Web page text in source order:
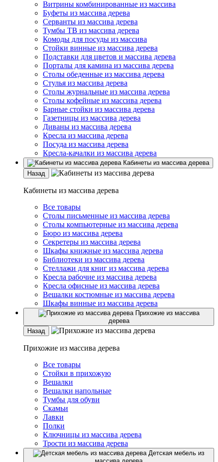
Витрины комбинированные из массива
Буфеты из массива дерева
Серванты из массива дерева
Тумбы ТВ из массива дерева
Комоды для посуды из массива
Стойки винные из массива дерева
Подставки для цветов и массива дерева
Порталы для камина из массива дерева
Столы обеденные из массива дерева
Стулья из массива дерева
Столы журнальные из массива дерева
Столы кофейные из массива дерева
Барные стойки из массива дерева
Газетницы из массива дерева
Диваны из массива дерева
Кресла из массива дерева
Посуда из массива дерева
Кресла-качалки из массива дерева
Кабинеты из массива дерева
Назад
Кабинеты из массива дерева
Все товары
Столы письменные из массива дерева
Столы компьютерные из массива дерева
Бюро из массива дерева
Секретеры из массива дерева
Шкафы книжные из массива дерева
Библиотеки из массива дерева
Стеллажи для книг из массива дерева
Кресла рабочие из массива дерева
Кресла офисные из массива дерева
Вешалки костюмные из массива дерева
Шкафы винные из массива дерева
Прихожие из массива
дерева
Назад
Прихожие из массива дерева
Все товары
Стойки в прихожую
Вешалки
Вешалки напольные
Тумбы для обуви
Скамьи
Лавки
Полки
Ключницы из массива дерева
Трости из массива дерева
Детская мебель из